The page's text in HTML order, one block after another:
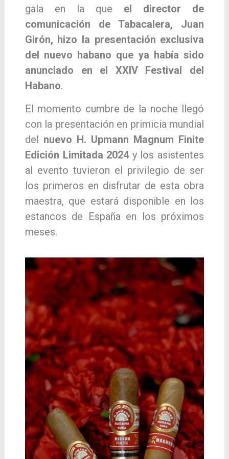
gala en la que el director de
comunicación de Tabacalera, Juan
Girón, hizo la presentación exclusiva
del nuevo habano que ya había sido
anunciado en el XXIV Festival del
Habano.
El momento cumbre de la noche llegó
con la presentación en primicia mundial
del nuevo H. Upmann Magnum Finite
Edición Limitada 2024y los asistentes
al evento tuvieron el privilegio de ser
los primeros en disfrutar de esta obra
maestra, que estará disponible en los
estancos de España en los próximos
meses.